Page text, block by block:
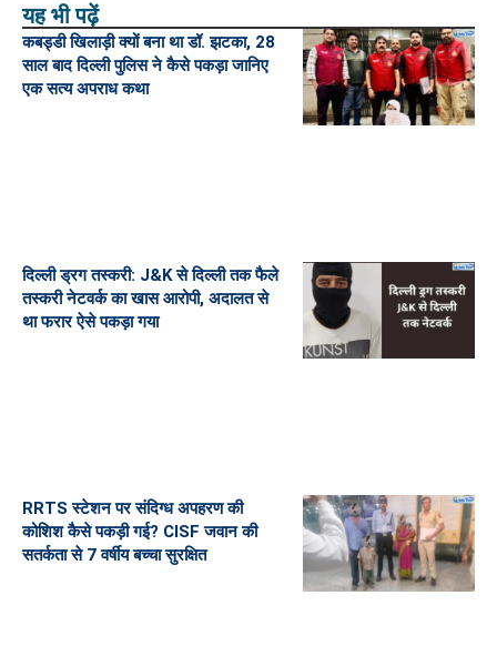
यह भी पढ़ें
कबड्डी खिलाड़ी क्यों बना था डॉ. झटका, 28
साल बाद दिल्ली पुलिस ने कैसे पकड़ा जानिए
एक सत्य अपराध कथा
दिल्ली ड्रग तस्करी: J&K से दिल्ली तक फैले
तस्करी नेटवर्क का खास आरोपी, अदालत से
था फरार ऐसे पकड़ा गया
RRTS स्टेशन पर संदिग्ध अपहरण की
कोशिश कैसे पकड़ी गई? CISF जवान की
सतर्कता से 7 वर्षीय बच्चा सुरक्षित